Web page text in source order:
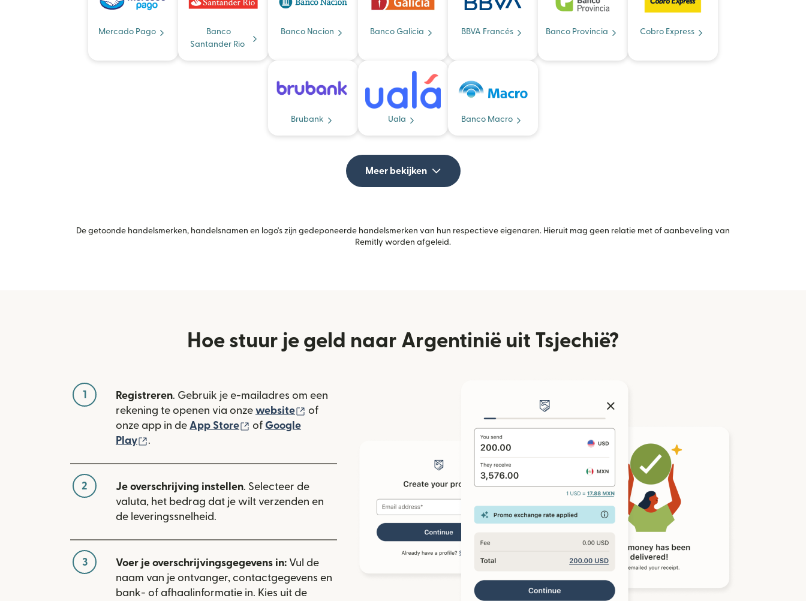
Mercado Pago
Banco
Santander Rio
Banco Nacion Banco Galicia BBVA Francés Banco Provincia Cobro Express
Brubank Uala Banco Macro
Meer bekijken
De getoonde handelsmerken, handelsnamen en logo's zijn gedeponeerde handelsmerken van hun respectieve eigenaren. Hieruit mag geen relatie met of aanbeveling van
Remitly worden afgeleid.
Hoe stuur je geld naar Argentinië uit Tsjechië?
1 Registreren. Gebruik je e-mailadres om een
rekening te openen via onze website (wordt geopend in een nieuw venster)
of
onze app in de App Store (wordt geopend in een nieuw venster)
of Google
Play
.
2 Je overschrijving instellen. Selecteer de
valuta, het bedrag dat je wilt verzenden en
de leveringssnelheid.
3 Voer je overschrijvingsgegevens in: Vul de
naam van je ontvanger, contactgegevens en
bank- of afhaalinformatie in. Kies uit de